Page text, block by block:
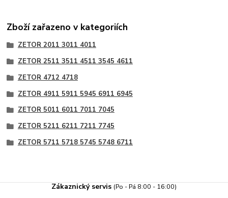
Zboží zařazeno v kategoriích
ZETOR 2011 3011 4011
ZETOR 2511 3511 4511 3545 4611
ZETOR 4712 4718
ZETOR 4911 5911 5945 6911 6945
ZETOR 5011 6011 7011 7045
ZETOR 5211 6211 7211 7745
ZETOR 5711 5718 5745 5748 6711
Zákaznický servis (Po - Pá 8:00 - 16:00)